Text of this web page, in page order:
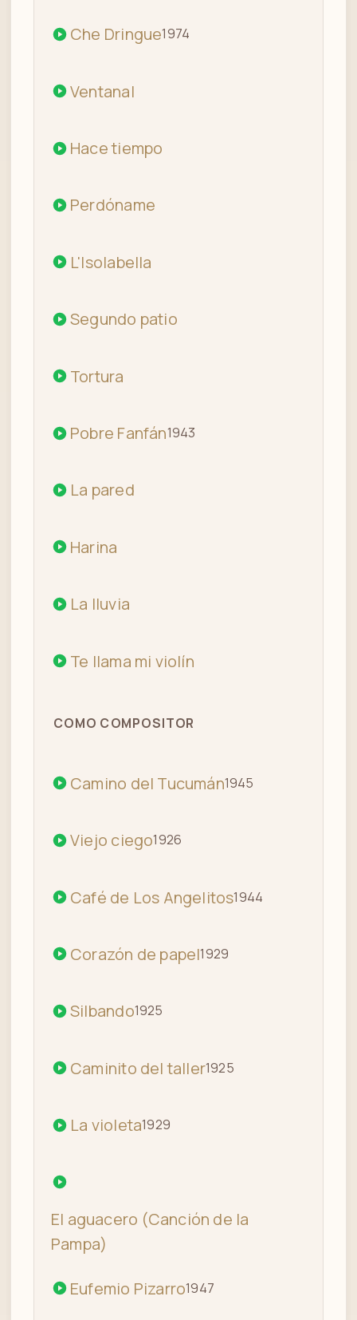
Che Dringue1974
Ventanal
Hace tiempo
Perdóname
L'Isolabella
Segundo patio
Tortura
Pobre Fanfán1943
La pared
Harina
La lluvia
Te llama mi violín
COMO COMPOSITOR
Camino del Tucumán1945
Viejo ciego1926
Café de Los Angelitos1944
Corazón de papel1929
Silbando1925
Caminito del taller1925
La violeta1929
El aguacero (Canción de la
Pampa)
Eufemio Pizarro1947